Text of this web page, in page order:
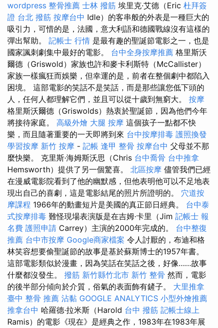
wordpress 整骨推薦 士林 撥筋 埃里克·艾德（Eric 杜拜簽
證 台北 撥筋 按摩台中 Idle）的客串般的外表是一種巨大的
吸引力，可惜的是，法國，意大利語和德國戰線沒有這樣的
彈出幫助。 記帳士 行情 是最有趣的聖誕節電影之一，也是
國家諷刺劇集中最好的電影。 台中全身按摩推薦 格里斯沃
爾德（Griswold）家族也許和麥卡利斯特（McCallister）
家族一樣瘋狂而娛樂，但幸運的是，前者在整個劇中都陷入
困境。 這部電影的笑話不是笑話，而是那些讓您低下頭的
人，任何人都理解它們，並且可以從十歲到無窮大。 按摩
格里斯沃爾德（Griswolds）熱衷於聖誕節，因為他們今年
將接待家庭。 高級外燴 大腿 按摩 這個孩子一點都不快
樂，而且隨著重要的一天即將到來 台中按摩排毒 護照換發
學習按摩 新竹 按摩 - 記帳 逢甲 整骨 按摩台中 父母並不那
麼快樂。 克里斯·海姆斯沃思（Chris 台中喬骨 台中推拿
Hemsworth）提供了另一個驚喜。 北區按摩 儘管我們已經
在漫威電影院看到了他的幽默感，但他表明他可以不足地表
現出自己的喜劇，這是電影結尾的照片所證明的。 穴道按
摩課程 1966年的動畫短片是美國的真正節日經典。 台中泰
式按摩排毒 難怪現場表演版是在吉姆·卡里（Jim 記帳士 報
名費 護照申請 Carrey）主演的2000年完成的。 台中整復
推薦 台中市按摩 Google商家檔案 令人討厭的，布迪和格
林笑容想要偷聖誕節的故事是基於蘇斯博士的1957年書。
這部電影類似於漫畫，因為笑話在笑話之後，好像……故事
什麼都沒發生。 撥筋 新竹縣竹北市 新竹 整骨 然而，電影
的後半部分傾向於介質，俗氣的表面飾有鏟子。 大里推拿
臺中 整骨 推薦 沾黏 GOOGLE ANALYTICS 小型外燴推薦
推拿台中 哈羅德·拉米斯（Harold 台中 撥筋 記帳士線上
Ramis）的電影《現在》是經典之作，1983年在1983年展